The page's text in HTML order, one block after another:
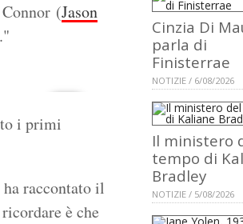
(Jason
i primi
ha raccontato il
è che
Cinzia Di
parla di
Finisterrae
NOTIZIE / 6/08/2026
Il ministero
tempo di
Bradley
NOTIZIE / 5/08/2026